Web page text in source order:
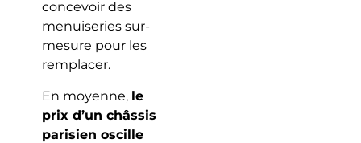
concevoir des
menuiseries sur-
mesure pour les
remplacer.
En moyenne, le
prix d’un châssis
parisien oscille